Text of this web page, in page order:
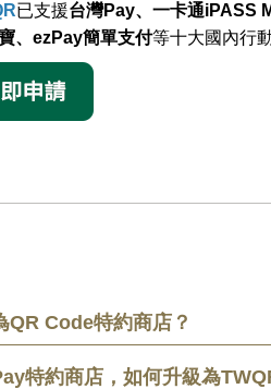
已支援台灣Pay、一卡通iPASS
、ezPay簡單支付等十大國內行
QR Code特約商店？
特約商店，如何升級為